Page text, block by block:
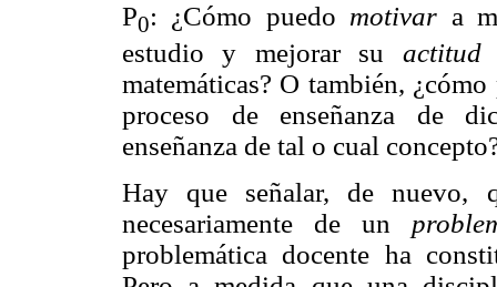
P0: ¿Cómo puedo motivar a
estudio y mejorar su actitud
matemáticas? O también,
proceso de enseñanza de
enseñanza de tal o cual
Hay que señalar, de
necesariamente de un
problemática docente ha